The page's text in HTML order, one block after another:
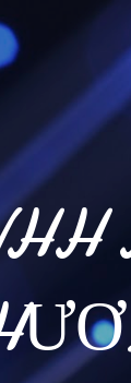
đến nội